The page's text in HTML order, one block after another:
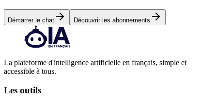
Démarrer le chat Découvrir les abonnements
La plateforme d'intelligence artificielle en français, simple et
accessible à tous.
Les outils